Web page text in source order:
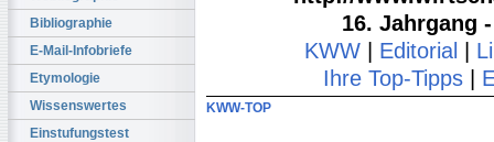
Bibliographie
E-Mail-Infobriefe
Etymologie
Wissenswertes
Einstufungstest
16. Jahrgang
KWW| Editorial
Ihre Top-Tipps
KWW-TOP